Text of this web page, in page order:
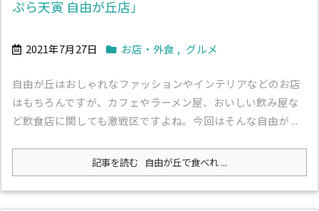
ぷら天寅 自由が丘店」
2021年7月27日 お店・外食 , グルメ
自由が丘はおしゃれなファッションやインテリアなどのお店
はもちろんですが、カフェやラーメン屋、おいしい飲み屋な
ど飲食店に関しても激戦区ですよね。今回はそんな自由が ...
記事を読む 自由が丘で食べれ ...